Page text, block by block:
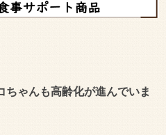
ちゃんも高齢化が進んでいま